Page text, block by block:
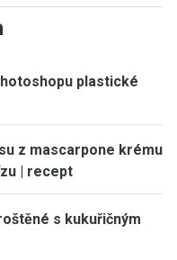
plastické
z mascarpone krému
| recept
s kukuřičným